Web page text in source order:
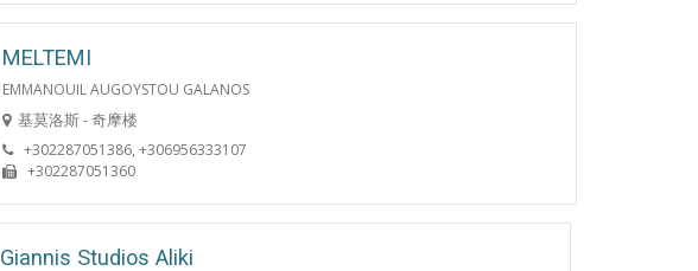
MELTEMI
EMMANOUIL AUGOYSTOU GALANOS
基莫洛斯 - 奇摩楼
+302287051386, +306956333107
+302287051360
Giannis Studios Aliki